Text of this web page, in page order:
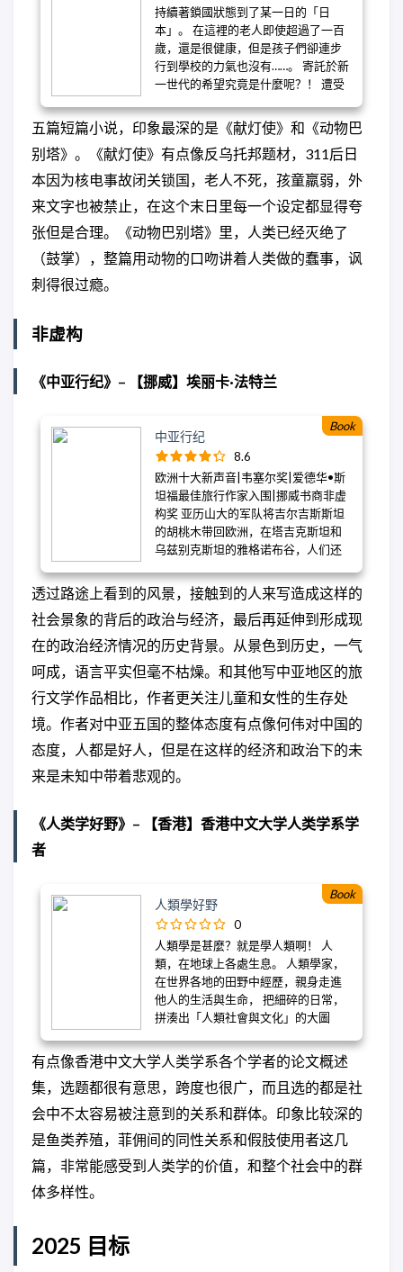
and currently lives in Berlin. She has
received numerous literary awards,
including the 2009 Nobel Prize in
Literature. Sieglinde Lug is a
professor emerita of German and
University of Denver
持續著鎖國狀態到了某一日的「日
本」。 在這裡的老人即使超過了一百
歲，還是很健康，但是孩子們卻連步
行到學校的力氣也沒有……。 寄託於新
一世代的希望究竟是什麼呢？！ 遭受
車、網路都消失的鎖國狀態下的日
本，對於被剝奪死亡權利世代的老人
義郎而言，無時無刻不擔心體弱、俊
美的曾孫無名。 而長大成年的無名，
終於要面對肩負「獻燈使」的重任、
前往海外的命運……。
五篇短篇小说，印象最深的是《献灯使》和《动物巴
别塔》。《献灯使》有点像反乌托邦题材，311后日
本因为核电事故闭关锁国，老人不死，孩童羸弱，外
来文字也被禁止，在这个末日里每一个设定都显得夸
张但是合理。《动物巴别塔》里，人类已经灭绝了
（鼓掌），整篇用动物的口吻讲着人类做的蠢事，讽
刺得很过瘾。
非虚构
《中亚行纪》– 【挪威】埃丽卡·法特兰
中亚行纪
8.6
欧洲十大新声音|韦塞尔奖|爱德华•斯
坦福最佳旅行作家入围|挪威书商非虚
构奖 亚历山大的军队将吉尔吉斯斯坦
的胡桃木带回欧洲，在塔吉克斯坦和
乌兹别克斯坦的雅格诺布谷，人们还
格诺比语，生活遵循着另一种时间节
奏。然而这五个国家一直被随意归为
一个地区：先是作为亚洲到波斯的古
代丝绸之路的广阔地带，又被视为俄
罗斯和英国大博弈的舞台。从里海之
滨的土库曼斯坦和哈萨克斯坦，向东
穿过乌兹别克斯坦、塔吉克斯坦和吉
远的边境线。 社会人类学家埃丽卡•法
特兰踏上一段即使是最老练的环球旅
行者也很少涉足的旅程，探索五个苏
联加盟共和国的成员国，自1991年陆
穿越土库曼斯坦这个多数世人被禁止
年前在吉尔吉斯斯坦平原上生活的德
国门诺派教徒。她背包走遍了每个共
和国的角落，将这五个中亚国家现在
和过去的历史、文化和地理风貌完整
介绍给读者，并特别关注每个国家女
性生存的现状。《中亚行纪》是一部
“穿越中亚的奥德赛”，一位青年人类学
家的探索之旅。 *后苏联时代下年轻的
圈中人民的选择 “当她带我们回到过去
时，这些地区的复杂与美丽得到了最
好的体现。” 土库曼斯坦、哈萨克斯
坦、塔吉克斯坦、吉尔吉斯斯坦与乌
兹别克斯坦这五个原苏联加盟共和国
各自拥有不同的人文与地貌，远在苏
联之前就有着复杂的历史和深厚的文
Book
透过路途上看到的风景，接触到的人来写造成这样的
社会景象的背后的政治与经济，最后再延伸到形成现
在的政治经济情况的历史背景。从景色到历史，一气
呵成，语言平实但毫不枯燥。和其他写中亚地区的旅
行文学作品相比，作者更关注儿童和女性的生存处
境。作者对中亚五国的整体态度有点像何伟对中国的
态度，人都是好人，但是在这样的经济和政治下的未
来是未知中带着悲观的。
《人类学好野》– 【香港】香港中文大学人类学系学
者
人類學好野
0
人類學是甚麼？就是學人類啊！ 人
類，在地球上各處生息。 人類學家，
在世界各地的田野中經歷，親身走進
他人的生活與生命， 把細碎的日常，
拼湊出「人類社會與文化」的大圖
者，走訪你能想像的各種社群和田
野： 在巴基斯坦的市集學寶石切割，
到台灣的漁港看海洋生態發展； 在香
港的重慶大廈與難民對話，到意大利
當華人女咖啡師…… 人類生活複雜又
「奇怪」，平常中見「異常」， 見微
知著，看似瑣碎的情境構成人類的過
Book
有点像香港中文大学人类学系各个学者的论文概述
集，选题都很有意思，跨度也很广，而且选的都是社
会中不太容易被注意到的关系和群体。印象比较深的
是鱼类养殖，菲佣间的同性关系和假肢使用者这几
篇，非常能感受到人类学的价值，和整个社会中的群
体多样性。
2025 目标